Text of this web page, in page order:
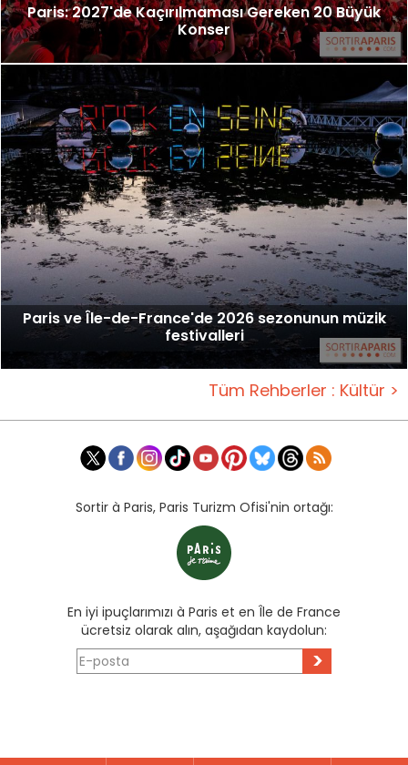
Paris: 2027'de Kaçırılmaması Gereken 20 Büyük
Konser
Paris ve Île-de-France'de 2026 sezonunun müzik
festivalleri
Tüm Rehberler : Kültür >
Sortir à Paris, Paris Turizm Ofisi'nin ortağı:
En iyi ipuçlarımızı à Paris et en Île de France
ücretsiz olarak alın, aşağıdan kaydolun:
>